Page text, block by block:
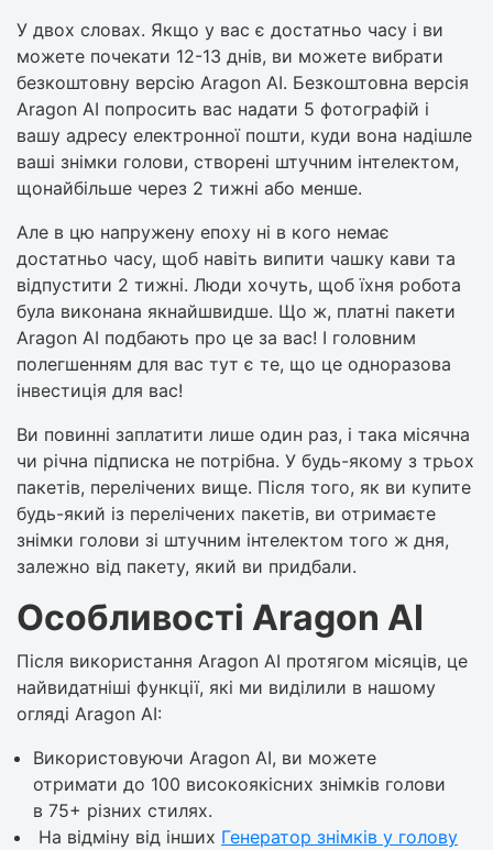
У двох словах. Якщо у вас є достатньо часу і ви
можете почекати 12-13 днів, ви можете вибрати
безкоштовну версію Aragon AI. Безкоштовна версія
Aragon AI попросить вас надати 5 фотографій і
вашу адресу електронної пошти, куди вона надішле
ваші знімки голови, створені штучним інтелектом,
щонайбільше через 2 тижні або менше.
Але в цю напружену епоху ні в кого немає
достатньо часу, щоб навіть випити чашку кави та
відпустити 2 тижні. Люди хочуть, щоб їхня робота
була виконана якнайшвидше. Що ж, платні пакети
Aragon AI подбають про це за вас! І головним
полегшенням для вас тут є те, що це одноразова
інвестиція для вас!
Ви повинні заплатити лише один раз, і така місячна
чи річна підписка не потрібна. У будь-якому з трьох
пакетів, перелічених вище. Після того, як ви купите
будь-який із перелічених пакетів, ви отримаєте
знімки голови зі штучним інтелектом того ж дня,
залежно від пакету, який ви придбали.
Особливості Aragon AI
Після використання Aragon AI протягом місяців, це
найвидатніші функції, які ми виділили в нашому
огляді Aragon AI:
Використовуючи Aragon AI, ви можете
отримати до 100 високоякісних знімків голови
в 75+ різних стилях.
На відміну від інших Генератор знімків у голову